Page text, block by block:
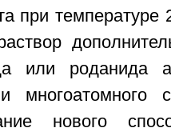
при
или роданида
многоатомного
нового